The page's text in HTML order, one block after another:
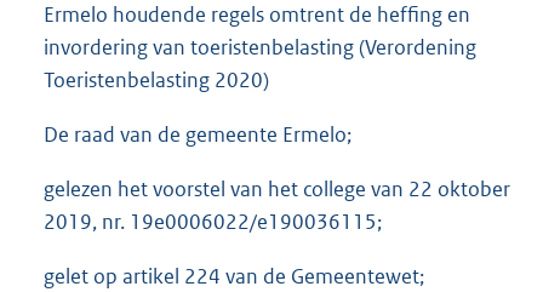
Ermelo houdende regels omtrent de heffing en
invordering van toeristenbelasting (Verordening
Toeristenbelasting 2020)
De raad van de gemeente Ermelo;
gelezen het voorstel van het college van 22 oktober
2019, nr. 19e0006022/e190036115;
gelet op artikel 224 van de Gemeentewet;